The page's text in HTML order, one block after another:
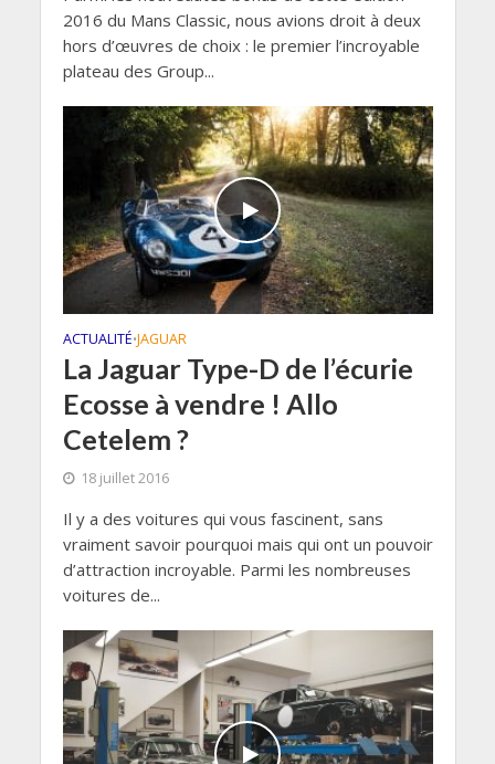
2016 du Mans Classic, nous avions droit à deux
hors d’œuvres de choix : le premier l’incroyable
plateau des Group...
ACTUALITÉ•JAGUAR
La Jaguar Type-D de l’écurie
Ecosse à vendre ! Allo
Cetelem ?
18 juillet 2016
Il y a des voitures qui vous fascinent, sans
vraiment savoir pourquoi mais qui ont un pouvoir
d’attraction incroyable. Parmi les nombreuses
voitures de...